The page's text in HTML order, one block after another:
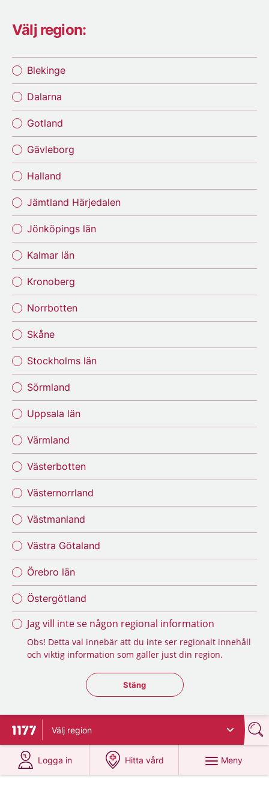
Välj region:
Blekinge
Dalarna
Gotland
Gävleborg
Halland
Jämtland Härjedalen
Jönköpings län
Kalmar län
Kronoberg
Norrbotten
Skåne
Stockholms län
Sörmland
Uppsala län
Värmland
Västerbotten
Västernorrland
Västmanland
Västra Götaland
Örebro län
Östergötland
Jag vill inte se någon regional information
Obs! Detta val innebär att du inte ser regionalt innehåll
och viktig information som gäller just din region.
Stäng regionsväljaren
Stäng
Till startsidan för 1177
Välj region
Logga in
på 1177.se
Hitta vård
på 1177.se
Meny